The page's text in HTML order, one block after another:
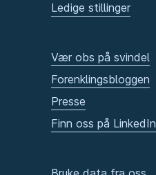
Ledige stillinger
Vær obs på svindel
Forenklingsbloggen
Presse
Finn oss på LinkedIn